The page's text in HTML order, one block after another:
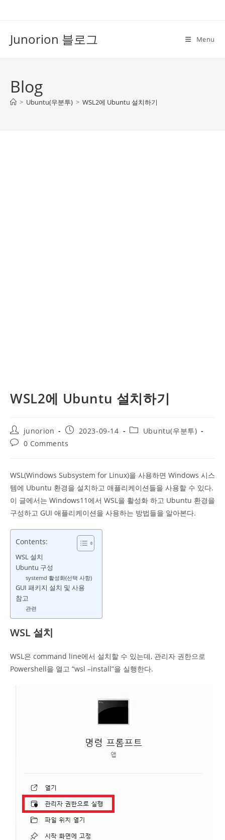
Junorion 블로그 Menu
Blog
> Ubuntu(우분투) > WSL2에 Ubuntu 설치하기
WSL2에 Ubuntu 설치하기
Post
author:
junorion
Post2023-09-14
PostUbuntu(우분투)
Post0 Comments
WSL(Windows Subsystem for Linux)을 사용하면 Windows 시스
템에 Ubuntu 환경을 설치하고 애플리케이션들을 사용할 수 있다.
이 글에서는 Windows11에서 WSL을 활성화 하고 Ubuntu 환경을
구성하고 GUI 애플리케이션을 사용하는 방법들을 알아본다.
Contents:
WSL 설치
Ubuntu 구성
systemd 활성화(선택 사항)
GUI 패키지 설치 및 사용
참고
관련
WSL 설치
WSL은 command line에서 설치할 수 있는데, 관리자 권한으로
Powershell을 열고 “wsl –install”을 실행한다.